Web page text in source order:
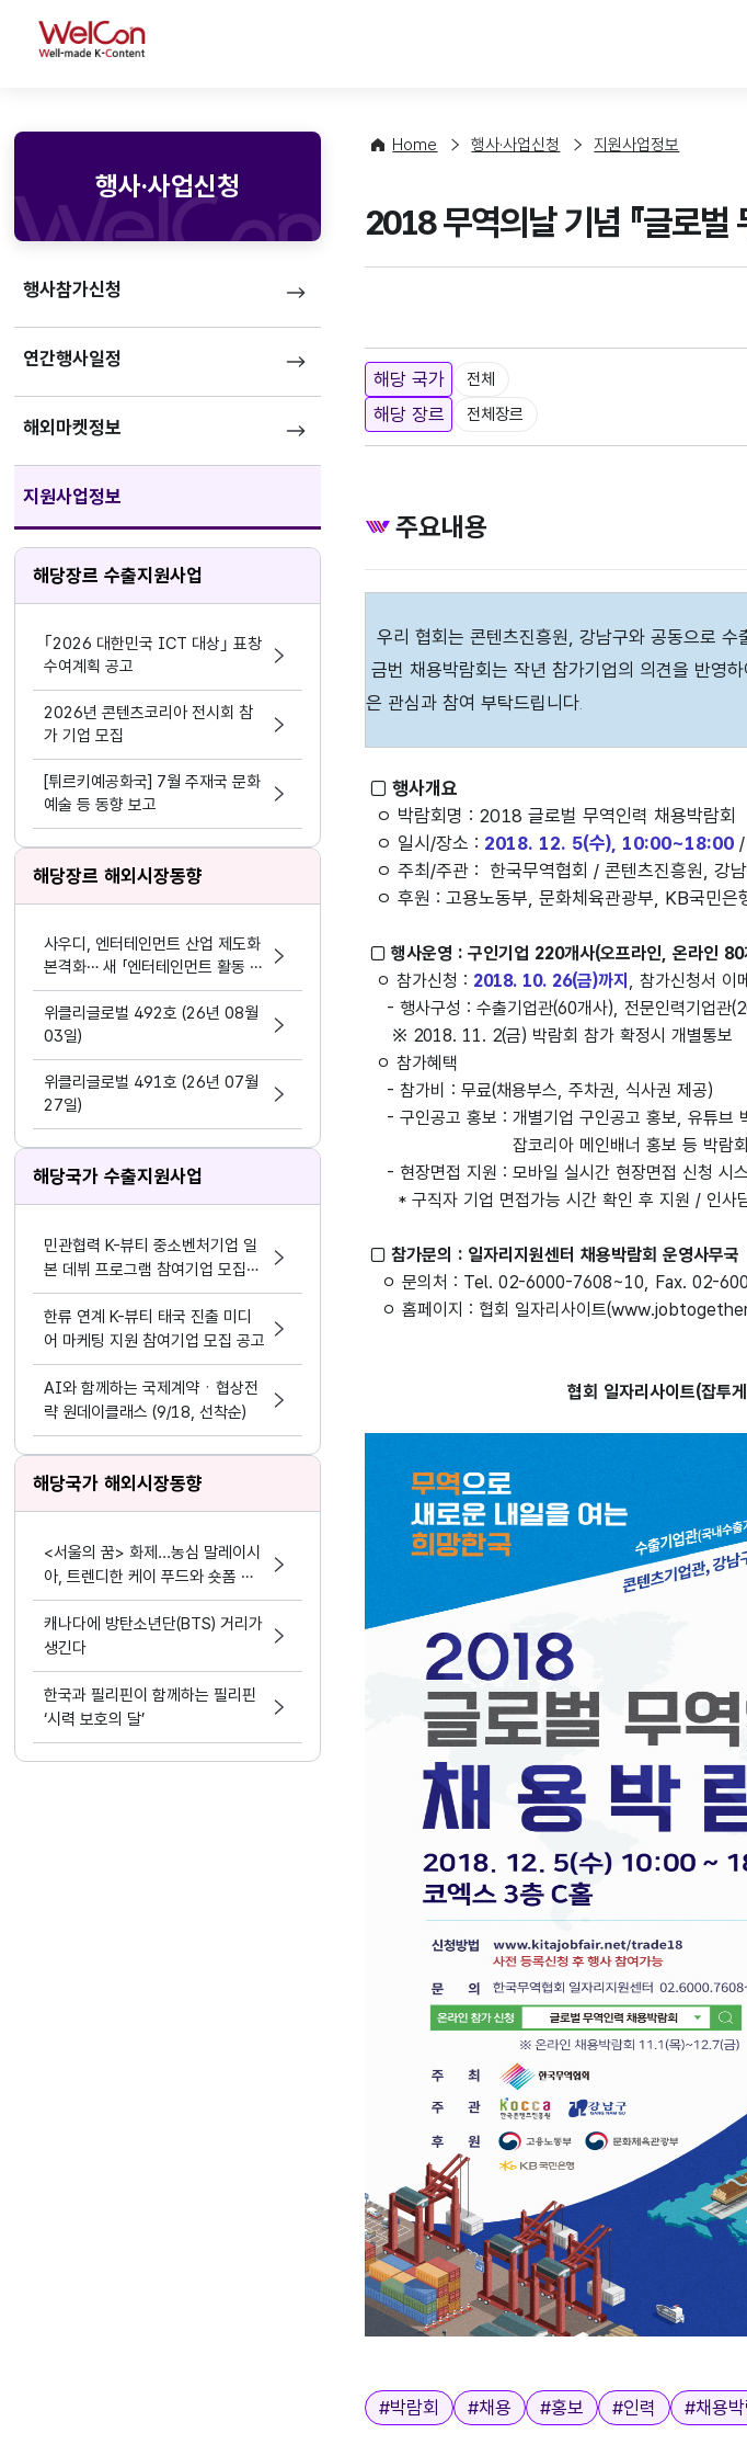
WelCon
행사·사업신청
행사참가신청
연간행사일정
해외마켓정보
지원사업정보
해당장르 수출지원사업
｢2026 대한민국 ICT 대상｣ 표창
수여계획 공고
2026년 콘텐츠코리아 전시회 참
가 기업 모집
[튀르키예공화국] 7월 주재국 문화
예술 등 동향 보고
해당장르 해외시장동향
사우디, 엔터테인먼트 산업 제도화
본격화… 새 「엔터테인먼트 활동 및
지원 활동법」 제정
위클리글로벌 492호 (26년 08월
03일)
위클리글로벌 491호 (26년 07월
27일)
해당국가 수출지원사업
민관협력 K-뷰티 중소벤처기업 일
본 데뷔 프로그램 참여기업 모집공
고
한류 연계 K-뷰티 태국 진출 미디
어 마케팅 지원 참여기업 모집 공고
AI와 함께하는 국제계약ㆍ협상전
략 원데이클래스 (9/18, 선착순)
해당국가 해외시장동향
<서울의 꿈> 화제...농심 말레이시
아, 트렌디한 케이 푸드와 숏폼 마
케팅 결합
캐나다에 방탄소년단(BTS) 거리가
생긴다
한국과 필리핀이 함께하는 필리핀
‘시력 보호의 달’
Home 행사·사업신청 지원사업정보
2018 무역의날 기념 『글로벌
해당 국가 전체
해당 장르 전체장르
주요내용
우리 협회는 콘텐츠진흥원, 강남구와 공동으로 수
금번 채용박람회는 작년 참가기업의 의견을 반영하
은 관심과 참여 부탁드립니다
□ 행사개요
ㅇ 박람회명 : 2018 글로벌 무역인력 채용박람회
ㅇ 일시/장소 : 2018. 12. 5(수), 10:00~18:00
ㅇ 주최/주관 : 한국무역협회 / 콘텐츠진흥원, 강
ㅇ 후원 : 고용노동부, 문화체육관광부, KB국민은
□ 행사운영 : 구인기업 220개사(오프라인, 온라인
ㅇ 참가신청 : 2018. 10. 26(금)까지 , 참가신청서 이
- 행사구성 : 수출기업관(60개사), 전문인력기업관
※ 2018. 11. 2(금) 박람회 참가 확정시 개별통보
ㅇ 참가혜택
- 참가비 : 무료(채용부스, 주차권, 식사권 제공)
- 구인공고 홍보 : 개별기업 구인공고 홍보, 유튜브
잡코리아 메인배너 홍보 등 박람회 참
- 현장면접 지원 : 모바일 실시간 현장면접 신청 시
* 구직자 기업 면접가능 시간 확인 후 지원 / 인사
□ 참가문의 : 일자리지원센터 채용박람회 운영사무국
ㅇ 문의처 : Tel. 02-6000-7608~10, Fax. 02-
ㅇ 홈페이지 : 협회 일자리사이트(
협회 일자리사이트(잡투
태그
#박람회 #채용 #홍보 #인력 #채용